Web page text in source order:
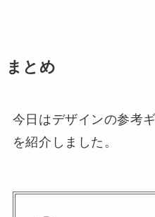
まとめ
今日はデザインの参考
を紹介しました。